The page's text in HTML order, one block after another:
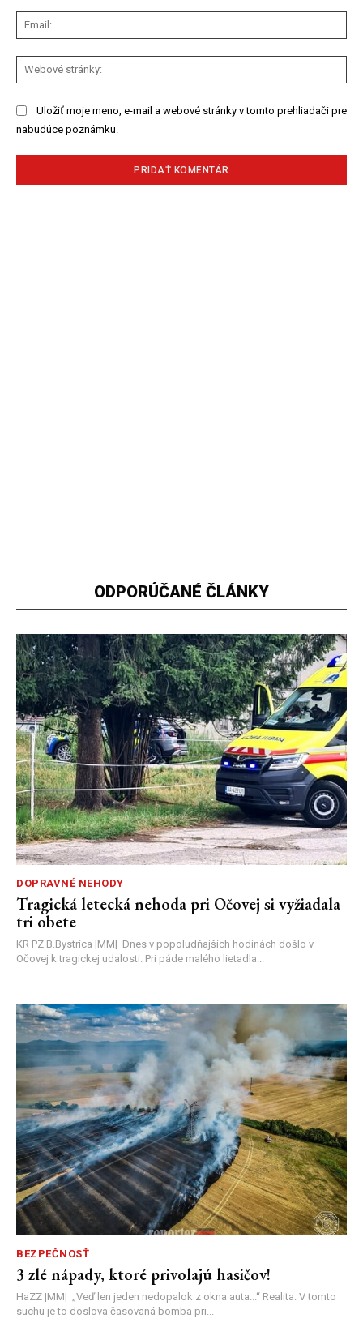
Uložiť moje meno, e-mail a webové stránky v tomto prehliadači pre
nabudúce poznámku.
ODPORÚČANÉ ČLÁNKY
DOPRAVNÉ NEHODY
Tragická letecká nehoda pri Očovej si vyžiadala
tri obete
KR PZ B.Bystrica |MM| Dnes v popoludňajších hodinách došlo v
Očovej k tragickej udalosti. Pri páde malého lietadla...
BEZPEČNOSŤ
3 zlé nápady, ktoré privolajú hasičov!
HaZZ |MM| ​„Veď len jeden nedopalok z okna auta...“ ​Realita: V tomto
suchu je to doslova časovaná bomba pri...